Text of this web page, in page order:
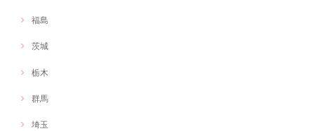
のあるキャラクターで活動に命を吹き込んでもらえたような感覚です。
福島
茨城
栃木
群馬
埼玉